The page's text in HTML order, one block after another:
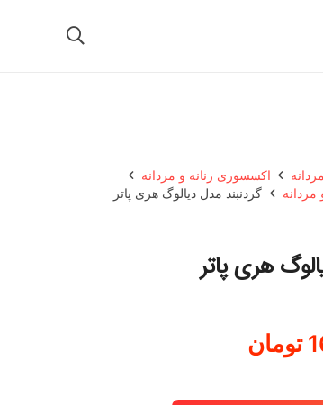
اکسسوری زنانه و مردانه
مردانه گردنبند مدل دیالوگ هری پاتر
هری پاتر
تومان